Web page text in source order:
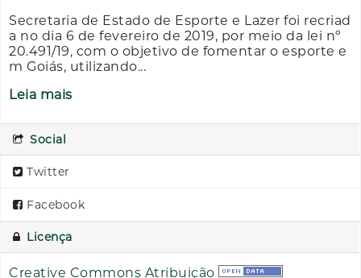
Secretaria de Estado de Esporte e Lazer foi recriad
a no dia 6 de fevereiro de 2019, por meio da lei nº
20.491/19, com o objetivo de fomentar o esporte e
m Goiás, utilizando...
Leia mais
Social
Twitter
Facebook
Licença
Creative Commons Atribuição